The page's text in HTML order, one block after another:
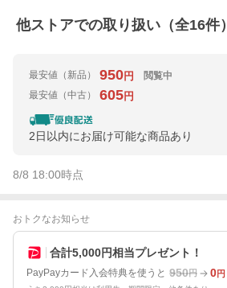
他ストアでの取り扱い（全16件）
最安値 （新品） 950円
閲覧中
最安値 （中古） 605円
2日以内にお届け可能な商品あり
8/8 18:00時点
おトクなお知らせ
合計5,000円相当プレゼント！
PayPayカード入会特典を使うと 950円 0円